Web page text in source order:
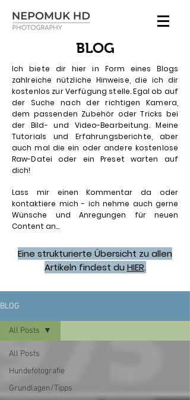
BLOG
Ich biete dir hier in Form eines Blogs
zahlreiche nützliche Hinweise, die ich dir
kostenlos zur Verfügung stelle. Egal ob auf
der Suche nach der richtigen Kamera,
dem passenden Zubehör oder Tricks bei
der Bild- und Video-Bearbeitung. Meine
Tutorials und Erfahrungsberichte, aber
auch mal die ein oder andere kostenlose
Raw-Datei oder ein Preset warten auf
dich!
Lass mir einen Kommentar da oder
kontaktiere mich - ich nehme auch gerne
Wünsche und Anregungen für neuen
Content an...
Eine strukturierte Übersicht zu allen
Artikeln findest du HIER.
BLOG
All Posts
Hundefotografie
Grundlagen/Tipps
All Posts